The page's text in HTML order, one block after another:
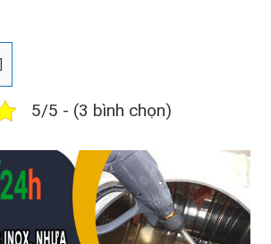
5/5 - (3 bình chọn)